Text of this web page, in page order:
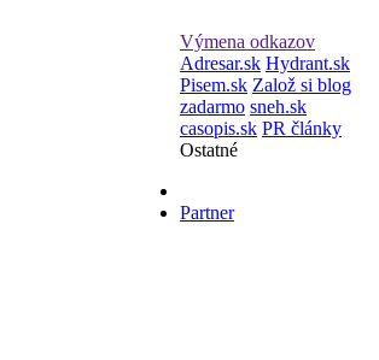
Výmena odkazov
Adresar.sk Hydrant.sk
Pisem.sk Založ si blog
zadarmo sneh.sk
casopis.sk PR články
Ostatné
Partner